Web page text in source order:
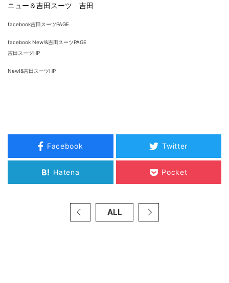
ニュー＆吉田スーツ 吉田
facebook吉田スーツPAGE
facebook New!&吉田スーツPAGE
吉田スーツHP
New!&吉田スーツHP
Facebook Twitter
B! Hatena Pocket
ALL